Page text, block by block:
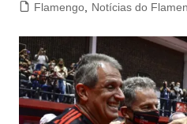
Flamengo, Notícias do